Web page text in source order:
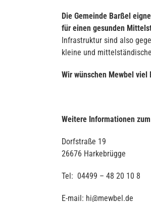
Die Gemeinde Barßel
für einen gesunden
Infrastruktur sind also
kleine und
Wir wünschen Mewbel viel
Weitere Informationen
Dorfstraße 19
26676 Harkebrügge
Tel: 04499 – 48 20 10 8
E-mail: hi@mewbel.de